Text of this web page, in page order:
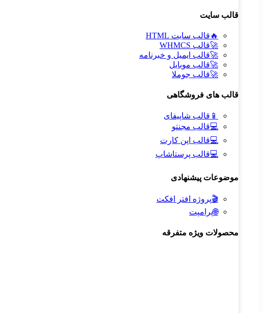
قالب سایت
🔥 قالب سایت HTML
🚀قالب WHMCS
🚀قالب ایمیل و خبرنامه
🚀قالب موبایل
🚀قالب جوملا
قالب های فروشگاهی
📱 قالب شاپیفای
💻قالب مجنتو
💻قالب اپن کارت
💻قالب پرستاشاپ
موضوعات پیشنهادی
🎬پروژه افتر افکت
🌐پرامپت
محصولات ویژه متفرقه